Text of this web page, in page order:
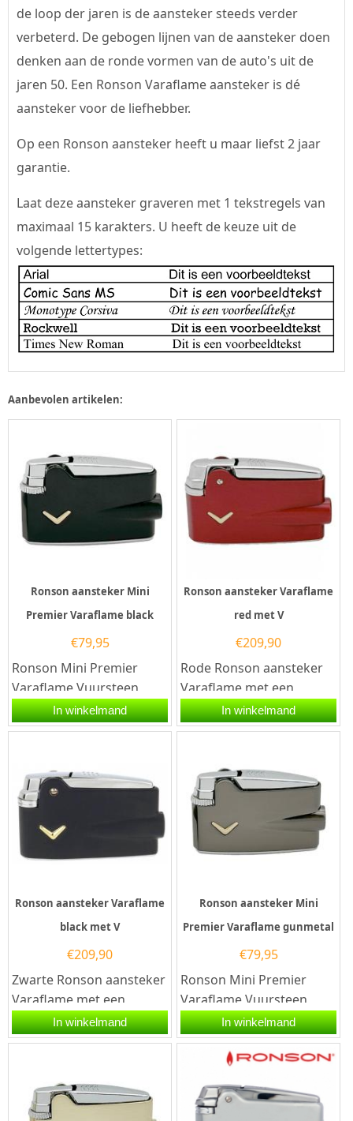
de loop der jaren is de aansteker steeds verder
verbeterd. De gebogen lijnen van de aansteker doen
denken aan de ronde vormen van de auto's uit de
jaren 50. Een Ronson Varaflame aansteker is dé
aansteker voor de liefhebber.
Op een Ronson aansteker heeft u maar liefst 2 jaar
garantie.
Laat deze aansteker graveren met 1 tekstregels van
maximaal 15 karakters. U heeft de keuze uit de
volgende lettertypes:
Aanbevolen artikelen:
Ronson aansteker Mini
Premier Varaflame black
€79,95
Ronson Mini Premier
Varaflame Vuursteen
Aansteker Zwart –
Aansteker GraverenDe
In winkelmand
Ronson aansteker Varaflame
red met V
€209,90
Rode Ronson aansteker
Varaflame met een
goudkleurig V-teken aan
de voorzijde en een
In winkelmand
Ronson aansteker Varaflame
black met V
€209,90
Zwarte Ronson aansteker
Varaflame met een
goudkleurig V-teken aan
de voorzijde en een
In winkelmand
Ronson aansteker Mini
Premier Varaflame gunmetal
€79,95
Ronson Mini Premier
Varaflame Vuursteen
Aansteker Gunmetal –
Aansteker GraverenDe
Ronson Mini...
In winkelmand